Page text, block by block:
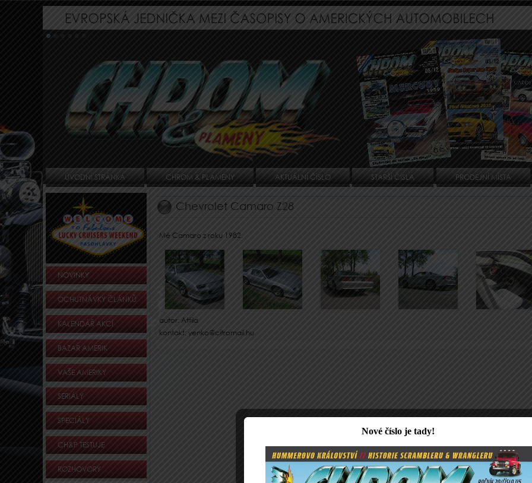
ÚVODNÍ STRÁNKA CHROM & PLAMENY AKTUÁLNÍ ČÍSLO STARŠÍ ČÍSLA PRODEJNÍ MÍSTA
NOVINKY
OCHUTNÁVKY ČLÁNKŮ
KALENDÁŘ AKCÍ
BAZAR AMERIK
VAŠE AMERIKY
SERIÁLY
SPECIÁLY
CH&P TESTUJE
ROZHOVORY
Chevrolet Camaro Z28
Mé Camaro z roku 1982.
autor: Attila
kontakt: yenko@citromail.hu